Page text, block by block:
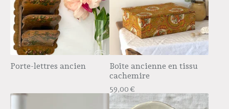
Porte-lettres ancien
Boîte ancienne en tissu
cachemire
59,00€